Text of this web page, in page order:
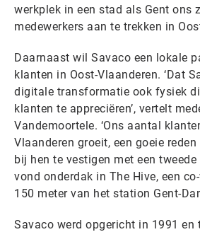
werkplek in een stad als Gent ons
medewerkers aan te trekken in
Daarnaast wil Savaco een lokale
klanten in Oost-Vlaanderen. ‘Dat
digitale transformatie ook fysiek
klanten te appreciëren’, vertelt
Vandemoortele. ‘Ons aantal
Vlaanderen groeit, een goeie
bij hen te vestigen met een tweede
vond onderdak in The Hive, een
150 meter van het station Gent-
Savaco werd opgericht in 1991 en